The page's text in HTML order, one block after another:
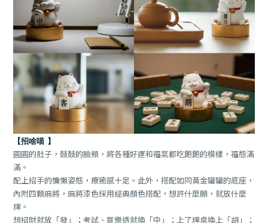
【招啥喵 】
圓圓的肚子，鼓鼓的臉頰，將各種好運和福氣都吃飽飽的模樣，福態滿
滿。
配上招手的慵懶姿態，療癒感十足。此外，搭配如同黃金罐罐的底座，
內附四顆麻將，麻將漆色採用經典顏色搭配，想許什麼願，就放什麼
牌。
想招財就放「發」；考試、買樂透就換「中」；上了牌桌換上「胡」；